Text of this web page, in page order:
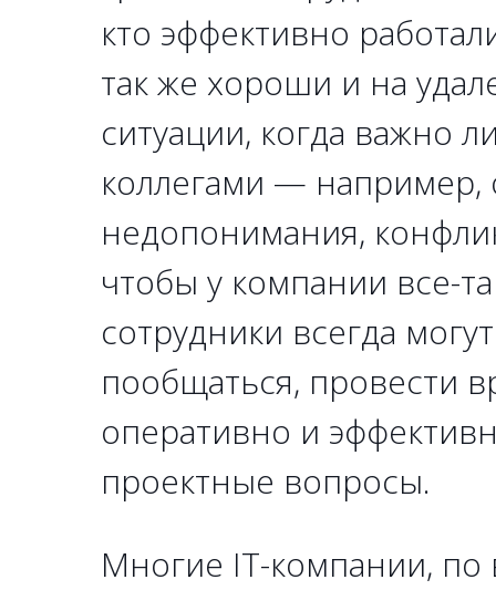
кто эффективно
так же хороши и на
ситуации, когда важно
коллегами — например,
недопонимания,
чтобы у компании все-
сотрудники всегда
пообщаться, провести
оперативно и
проектные вопросы.
Многие IT-компании, по